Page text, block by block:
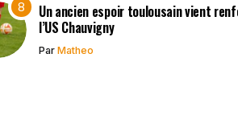
Un ancien espoir toulousain vient
l’US Chauvigny
Par Matheo